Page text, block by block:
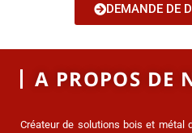
DEMANDE DE
A PROPOS DE
Créateur de solutions bois et métal